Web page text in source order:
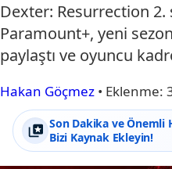
Dexter: Resurrection
Paramount+, yeni
paylaştı ve oyuncu
Hakan Göçmez • Eklenme:
Son Dakika ve Önemli
Bizi Kaynak Ekleyin!